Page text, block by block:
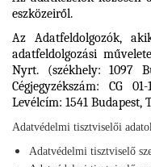
eszközeiről.
Az Adatfeldolgozók,
adatfeldolgozási
Nyrt. (székhely: 1097
Cégjegyzékszám: CG
Levélcím: 1541 Budapest,
Adatvédelmi tisztviselői
Adatvédelmi tisztviselő